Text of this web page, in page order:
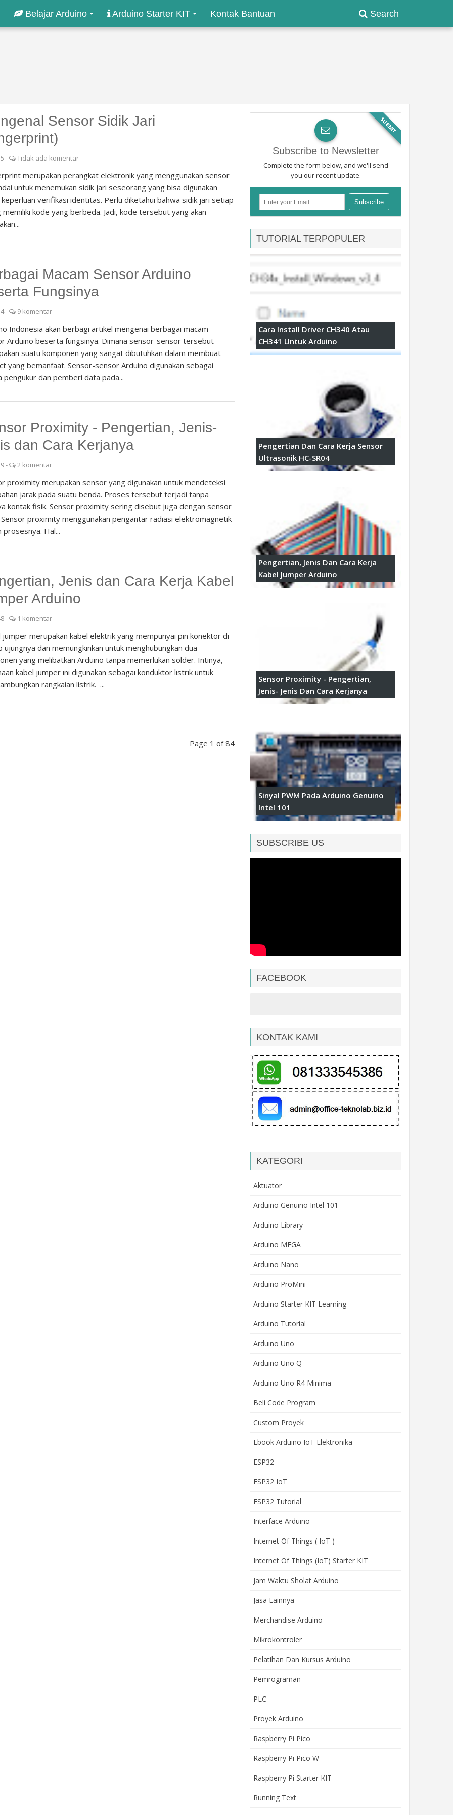
Search
Belajar Arduino Arduino Starter KIT Kontak Bantuan
Sensor Sidik Jari
- Tidak ada komentar
merupakan perangkat elektronik yang menggunakan sensor
untuk menemukan sidik jari seseorang yang bisa digunakan
keperluan verifikasi identitas. Perlu diketahui bahwa sidik jari setiap
memiliki kode yang berbeda. Jadi, kode tersebut yang akan
Macam Sensor Arduino
Fungsinya
- 9 komentar
Indonesia akan berbagi artikel mengenai berbagai macam
Arduino beserta fungsinya. Dimana sensor-sensor tersebut
suatu komponen yang sangat dibutuhkan dalam membuat
yang bemanfaat. Sensor-sensor Arduino digunakan sebagai
pengukur dan pemberi data pada...
Proximity - Pengertian, Jenis-
dan Cara Kerjanya
- 2 komentar
proximity merupakan sensor yang digunakan untuk mendeteksi
jarak pada suatu benda. Proses tersebut terjadi tanpa
kontak fisik. Sensor proximity sering disebut juga dengan sensor
Sensor proximity menggunakan pengantar radiasi elektromagnetik
prosesnya. Hal...
Jenis dan Cara Kerja Kabel
Arduino
- 1 komentar
jumper merupakan kabel elektrik yang mempunyai pin konektor di
ujungnya dan memungkinkan untuk menghubungkan dua
yang melibatkan Arduino tanpa memerlukan solder. Intinya,
kabel jumper ini digunakan sebagai konduktor listrik untuk
rangkaian listrik. ...
Page 1 of 84
SUBMIT
Subscribe to Newsletter
Complete the form below, and we'll send
you our recent update.
TUTORIAL TERPOPULER
Cara Install Driver CH340 Atau
CH341 Untuk Arduino
Pengertian Dan Cara Kerja Sensor
Ultrasonik HC-SR04
Pengertian, Jenis Dan Cara Kerja
Kabel Jumper Arduino
Sensor Proximity - Pengertian,
Jenis- Jenis Dan Cara Kerjanya
Sinyal PWM Pada Arduino Genuino
Intel 101
SUBSCRIBE US
FACEBOOK
KONTAK KAMI
KATEGORI
Aktuator
Arduino Genuino Intel 101
Arduino Library
Arduino MEGA
Arduino Nano
Arduino ProMini
Arduino Starter KIT Learning
Arduino Tutorial
Arduino Uno
Arduino Uno Q
Arduino Uno R4 Minima
Beli Code Program
Custom Proyek
Ebook Arduino IoT Elektronika
ESP32
ESP32 IoT
ESP32 Tutorial
Interface Arduino
Internet Of Things ( IoT )
Internet Of Things (IoT) Starter KIT
Jam Waktu Sholat Arduino
Jasa Lainnya
Merchandise Arduino
Mikrokontroler
Pelatihan Dan Kursus Arduino
Pemrograman
PLC
Proyek Arduino
Raspberry Pi Pico
Raspberry Pi Pico W
Raspberry Pi Starter KIT
Running Text